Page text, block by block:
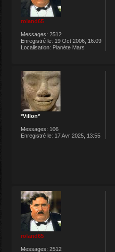
roland65
Messages: 2512
Enregistré le: 19 Oct 2006, 16:09
Localisation: Planète Mars
*Villon*
Messages: 106
Enregistré le: 17 Avr 2025, 13:55
roland65
Messages: 2512